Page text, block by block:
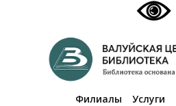
Услуги
Филиалы